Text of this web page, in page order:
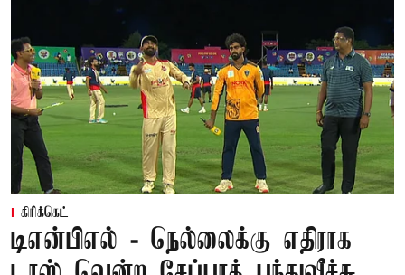
கிரிக்கெட்
டிஎன்பிஎல் - நெல்லைக்கு எதிராக